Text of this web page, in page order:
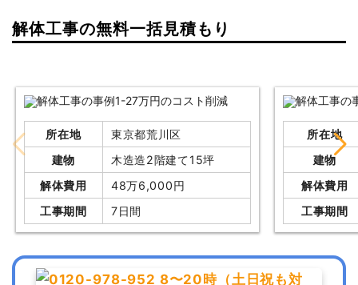
解体工事の無料一括見積もり
所在地
東京都荒川区
建物
木造造2階建て15坪
解体費用
48万6,000円
工事期間
7日間
所在地
建物
解体費用
工事期間